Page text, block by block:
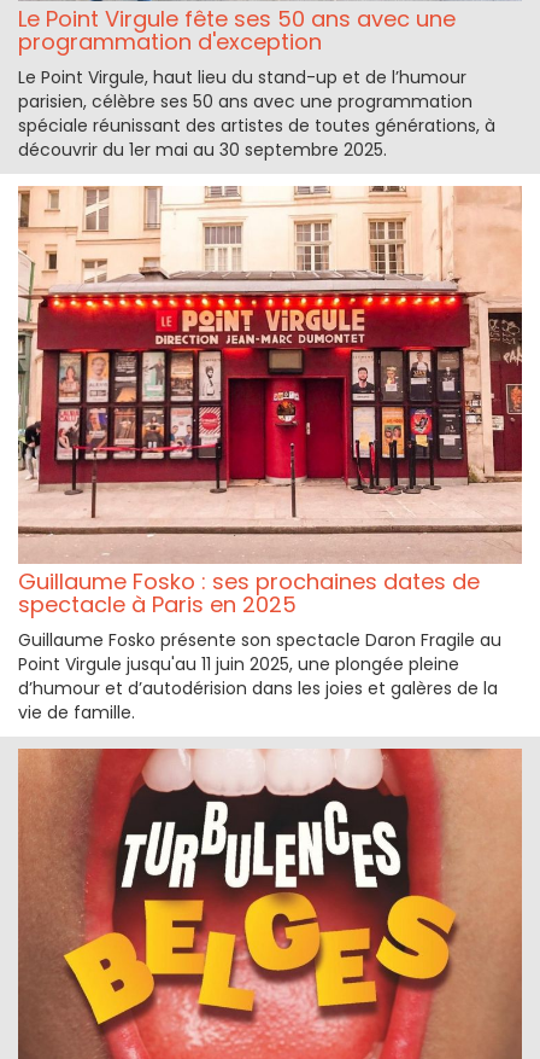
Le Point Virgule fête ses 50 ans avec une
programmation d'exception
Le Point Virgule, haut lieu du stand-up et de l’humour
parisien, célèbre ses 50 ans avec une programmation
spéciale réunissant des artistes de toutes générations, à
découvrir du 1er mai au 30 septembre 2025.
Guillaume Fosko : ses prochaines dates de
spectacle à Paris en 2025
Guillaume Fosko présente son spectacle Daron Fragile au
Point Virgule jusqu'au 11 juin 2025, une plongée pleine
d’humour et d’autodérision dans les joies et galères de la
vie de famille.